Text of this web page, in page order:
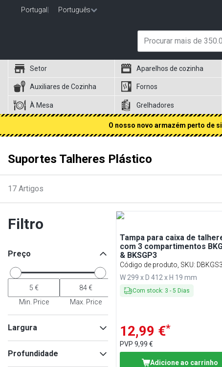
Portugal Português
Setor Aparelhos de cozinha
Auxiliares de Cozinha Fornos
À Mesa Grelhadores
O nosso novo armazém perto de
Suportes Talheres Plástico
17 Artigos
Filtro
Preço
Min. Price Max. Price
Largura
Profundidade
Tampa para caixa de
com 3 compartimentos
& BKSGP3
Código de produto, SKU: DBKGS3
W 299 x D 412 x H 19 mm
Com stock: 3 - 5 Dias
12,99 €*
PVP 9,99 €
Adicione ao carrinho